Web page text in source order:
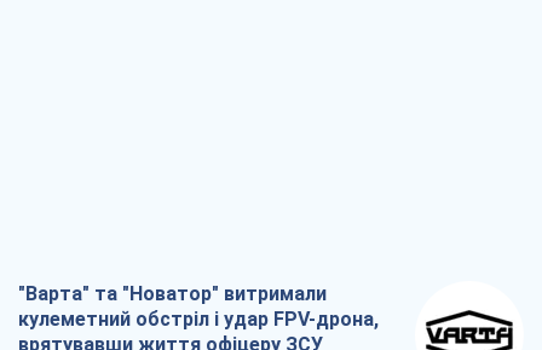
"Варта" та "Новатор" витримали
кулеметний обстріл і удар FPV-дрона,
врятувавши життя офіцеру ЗСУ